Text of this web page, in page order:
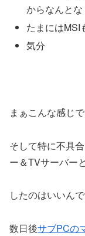
からなんと
たまにはMSI
気分
まぁこんな感じで
そして特に不具
ー＆TVサーバー
したのはいいん
数日後サブPCの